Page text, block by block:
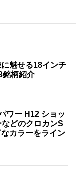
魅せる18インチ
銘柄紹介
ワー H12 ショッ
などのクロカンS
カラーをライン